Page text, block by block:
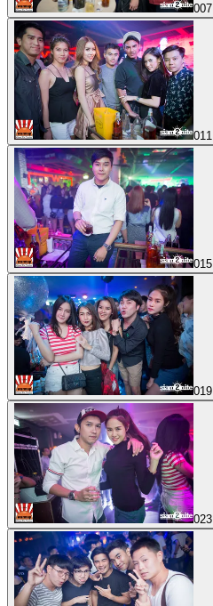
007
011
015
019
023